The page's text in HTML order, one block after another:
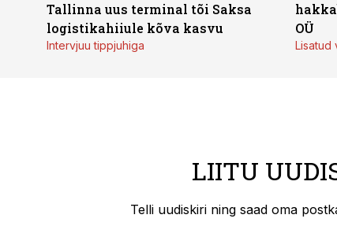
Tallinna uus terminal tõi Saksa
logistikahiiule kõva kasvu
Intervjuu tippjuhiga
OÜ
Lisatud
LIITU
Telli uudiskiri ning saad oma